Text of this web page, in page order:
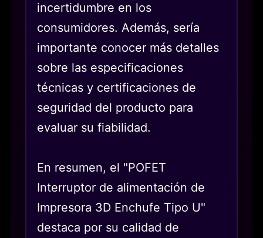
incertidumbre en los
consumidores. Además, sería
importante conocer más detalles
sobre las especificaciones
técnicas y certificaciones de
seguridad del producto para
evaluar su fiabilidad.
En resumen, el "POFET
Interruptor de alimentación de
Impresora 3D Enchufe Tipo U"
destaca por su calidad de